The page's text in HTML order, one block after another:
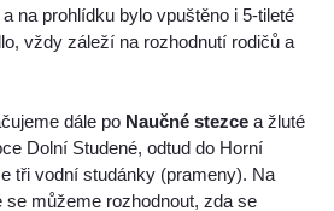
na prohlídku bylo vpuštěno i 5-tileté
vždy záleží na rozhodnutí rodičů a
dále po Naučné stezce a žluté
Dolní Studené, odtud do Horní
tři vodní studánky (prameny). Na
můžeme rozhodnout, zda se